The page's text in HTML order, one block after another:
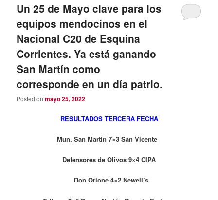
Un 25 de Mayo clave para los
equipos mendocinos en el
Nacional C20 de Esquina
Corrientes. Ya está ganando
San Martín como
corresponde en un día patrio.
Posted onmayo 25, 2022
RESULTADOS TERCERA FECHA
Mun. San Martín 7×3 San Vicente
Defensores de Olivos 9×4 CIPA
Don Orione 4×2 Newell’s